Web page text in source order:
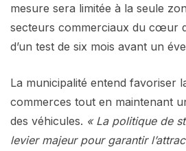
mesure sera limitée à la seule
secteurs commerciaux du cœur
d’un test de six mois avant un
La municipalité entend favoriser
commerces tout en maintenant
des véhicules. « La politique de
levier majeur pour garantir